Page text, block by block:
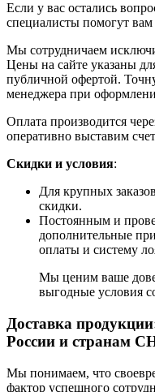
Если у вас остались
специалисты помогут
Мы сотрудничаем
Цены на сайте указаны
публичной офертой.
менеджера при
Оплата производится
оперативно выставим
Скидки и условия:
Для крупных
скидки.
Постоянным и
дополнительные
оплаты и систему
Мы ценим ваше
выгодные условия
Доставка
России и странам
Мы понимаем, что
фактор успешного